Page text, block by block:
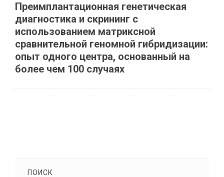
Преимплантационная генетическая
диагностика и скрининг с
использованием матриксной
сравнительной геномной гибридизации:
опыт одного центра, основанный на
более чем 100 случаях
ПОИСК